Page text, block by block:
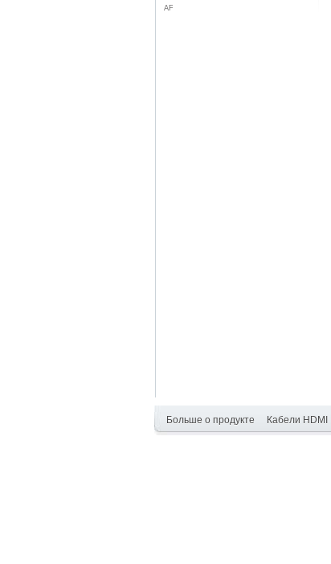
AF
Больше о продукте Кабели HDMI